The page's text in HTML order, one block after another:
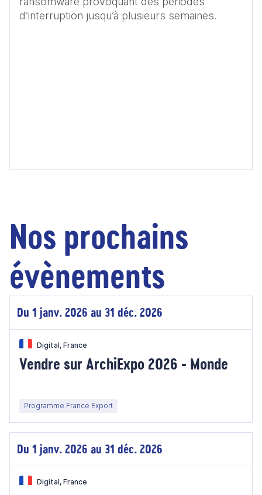
d’interruption jusqu’à plusieurs semaines.
Nos prochains
évènements
Du 1 janv. 2026 au 31 déc. 2026
Digital, France
Vendre sur ArchiExpo 2026 - Monde
Programme France Export
Du 1 janv. 2026 au 31 déc. 2026
Digital, France